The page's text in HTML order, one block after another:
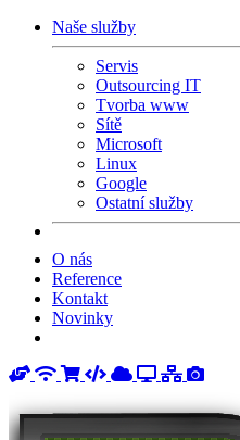
Naše služby
Servis
Outsourcing IT
Tvorba www
Sítě
Microsoft
Linux
Google
Ostatní služby
O nás
Reference
Kontakt
Novinky